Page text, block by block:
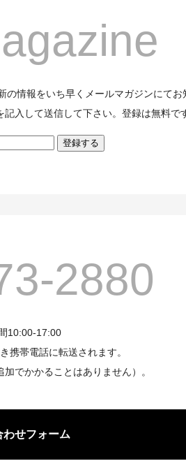
情報をいち早くメールマガジンにてお
入して送信して下さい。登録は無料で
2880
10:00-17:00
携帯電話に転送されます。
でかかることはありません）。
わせフォーム